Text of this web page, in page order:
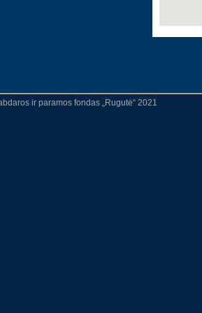
ir paramos fondas „Rugutė“ 2021